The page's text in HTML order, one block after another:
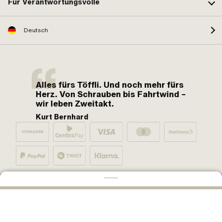
Deutsch
Alles fürs Töffli. Und noch mehr fürs
Herz. Von Schrauben bis Fahrtwind –
wir leben Zweitakt.
Kurt Bernhard